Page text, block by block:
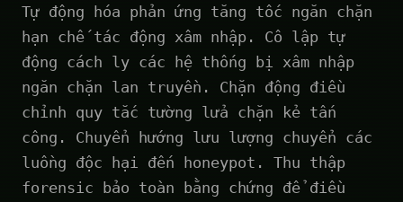
Tự động hóa phản ứng tăng tốc ngăn chặn
hạn chế tác động xâm nhập. Cô lập tự
động cách ly các hệ thống bị xâm nhập
ngăn chặn lan truyền. Chặn động điều
chỉnh quy tắc tường lửa chặn kẻ tấn
công. Chuyển hướng lưu lượng chuyển các
luồng độc hại đến honeypot. Thu thập
forensic bảo toàn bằng chứng để điều